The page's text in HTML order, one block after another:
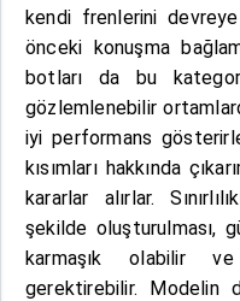
kendi frenlerini
önceki konuşma
botları da bu
gözlemlenebilir
iyi performans
kısımları hakkında
kararlar alırlar.
şekilde oluşturulması,
karmaşık olabilir
gerektirebilir. Modelin